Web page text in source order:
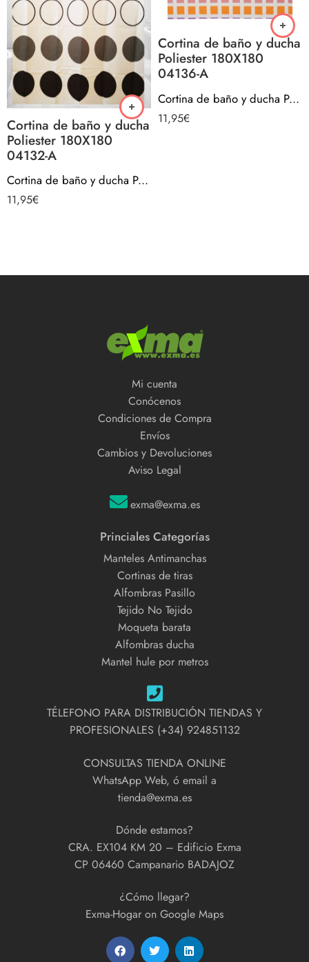
Cortina de baño y ducha
Poliester 180X180
04132-A
Cortina de baño y ducha Poliester 180X180 04132-A
11,95€
Cortina de baño y ducha
Poliester 180X180
04136-A
Cortina de baño y ducha Poliester 180X180 04136-A
11,95€
Mi cuenta
Conócenos
Condiciones de Compra
Envíos
Cambios y Devoluciones
Aviso Legal
exma@exma.es
Princiales Categorías
Manteles Antimanchas
Cortinas de tiras
Alfombras Pasillo
Tejido No Tejido
Moqueta barata
Alfombras ducha
Mantel hule por metros
TÉLEFONO PARA DISTRIBUCIÓN TIENDAS Y
PROFESIONALES (+34) 924851132
CONSULTAS TIENDA ONLINE
WhatsApp Web, ó email a
tienda@exma.es
Dónde estamos?
CRA. EX104 KM 20 – Edificio Exma
CP 06460 Campanario BADAJOZ
¿Cómo llegar?
Exma-Hogar on Google Maps